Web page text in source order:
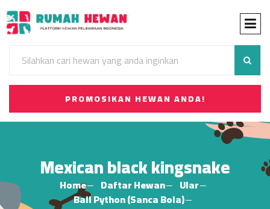
PROMOSIKAN HEWAN ANDA!
Mexican black kingsnake
Home Daftar Hewan
Ular
Ball Python (Sanca Bola)